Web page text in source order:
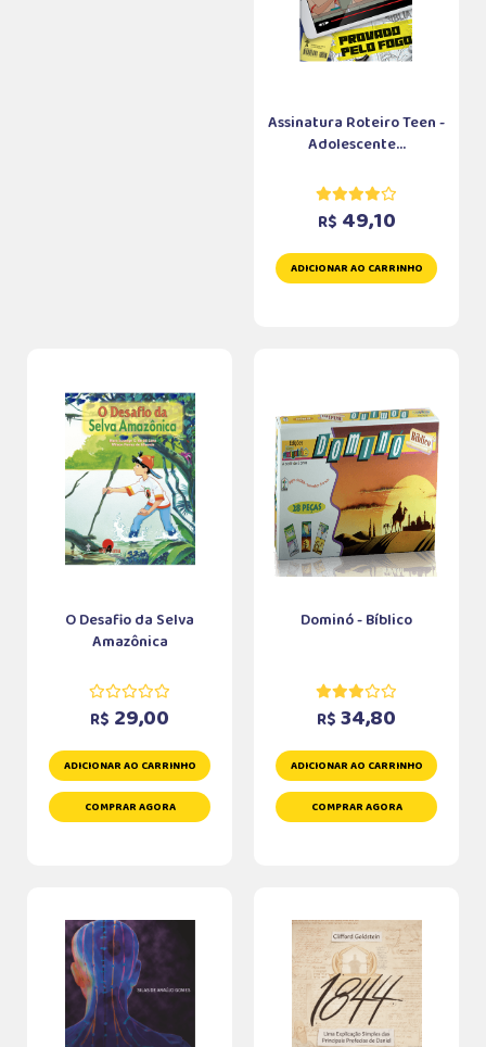
Assinatura Roteiro Teen -
Adolescente...
R$ 49,10
ADICIONAR AO CARRINHO
O Desafio da Selva
Amazônica
R$ 29,00
ADICIONAR AO CARRINHO
COMPRAR AGORA
Dominó - Bíblico
R$ 34,80
ADICIONAR AO CARRINHO
COMPRAR AGORA